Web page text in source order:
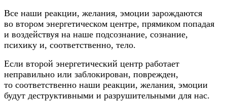
Все наши реакции, желания, эмоции зарождаются
во втором энергетическом центре, прямиком попадая
и воздействуя на наше подсознание, сознание,
психику и, соответственно, тело.
Если второй энергетический центр работает
неправильно или заблокирован, поврежден,
то соответственно наши реакции, желания, эмоции
будут деструктивными и разрушительными для нас.